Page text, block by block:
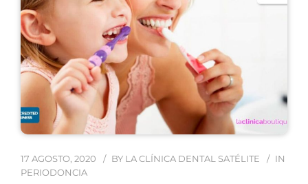
17 AGOSTO, 2020 BY LA CLÍNICA DENTAL SATÉLITE
IN
PERIODONCIA